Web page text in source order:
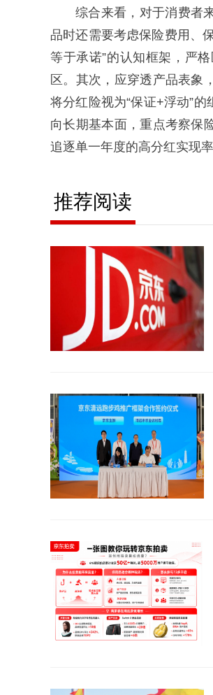
综合来看，对于消费者
品时还需要考虑保险费用、
等于承诺”的认知框架，严
区。其次，应穿透产品表象
将分红险视为“保证+浮动”
向长期基本面，重点考察保
追逐单一年度的高分红实现率
推荐阅读